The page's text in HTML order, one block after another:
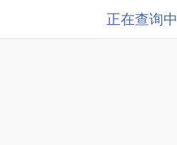
正在查询中